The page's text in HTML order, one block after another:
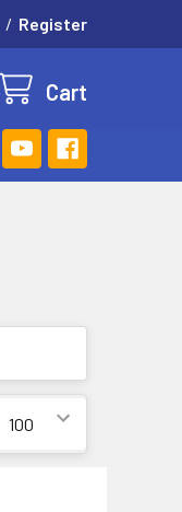
/ Register
Cart